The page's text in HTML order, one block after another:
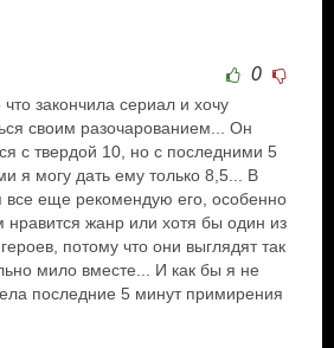
0
что закончила сериал и хочу
своим разочарованием... Он
с твердой 10, но с последними 5
я могу дать ему только 8,5... В
все еще рекомендую его, особенно
нравится жанр или хотя бы один из
потому что они выглядят так
мило вместе... И как бы я не
последние 5 минут примирения